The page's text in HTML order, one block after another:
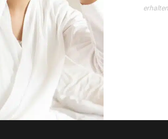
erhalten.